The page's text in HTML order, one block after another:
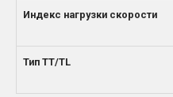
Индекс нагрузки скорости
Тип TT/TL